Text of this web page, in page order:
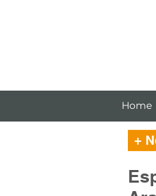
Home
+